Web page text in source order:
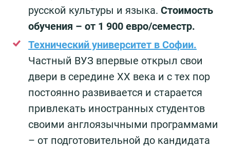
русской культуры и языка. Стоимость
обучения – от 1 900 евро/семестр.
Технический университет в Софии.
Частный ВУЗ впервые открыл свои
двери в середине ХХ века и с тех пор
постоянно развивается и старается
привлекать иностранных студентов
своими англоязычными программами
– от подготовительной до кандидата